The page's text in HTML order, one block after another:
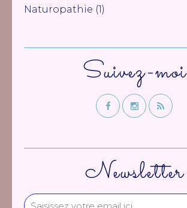
Newsletter
Naturopathie (1)
Suivez-moi